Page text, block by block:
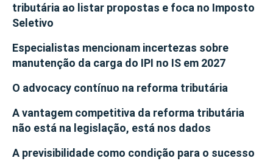
tributária ao listar propostas e foca no Imposto
Seletivo
Especialistas mencionam incertezas sobre
manutenção da carga do IPI no IS em 2027
O advocacy contínuo na reforma tributária
A vantagem competitiva da reforma tributária
não está na legislação, está nos dados
A previsibilidade como condição para o sucesso